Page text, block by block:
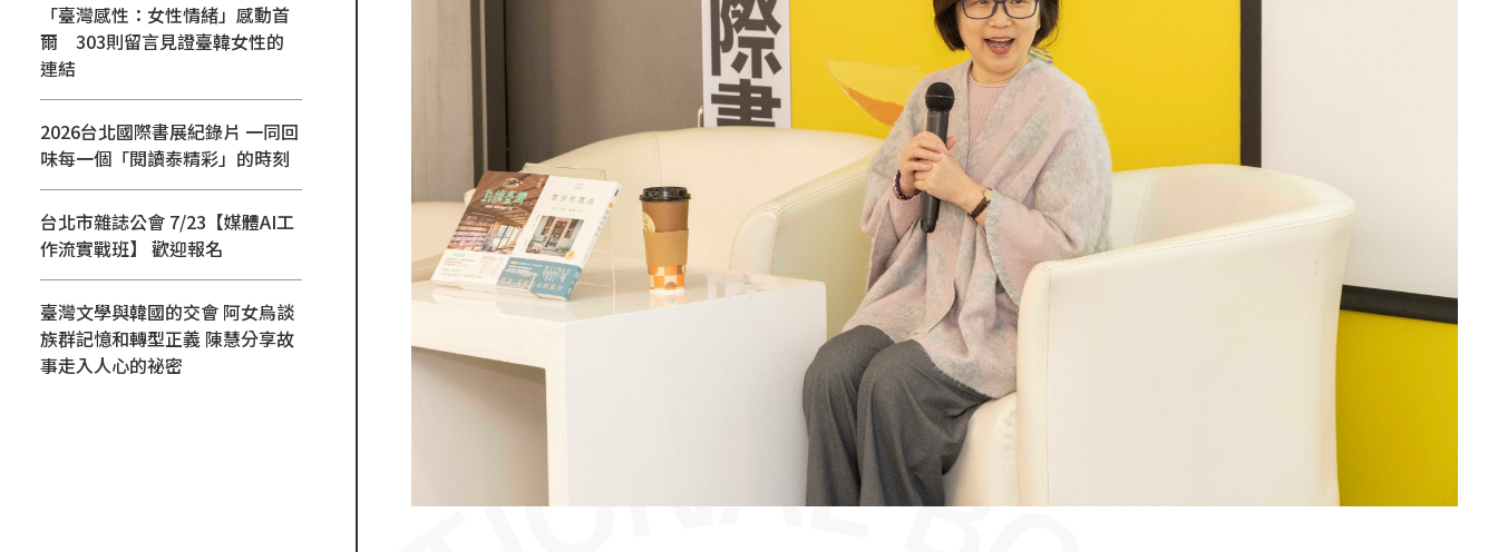
「臺灣感性：女性情緒」感動首
爾 303則留言見證臺韓女性的
連結
2026台北國際書展紀錄片 一同回
味每一個「閱讀泰精彩」的時刻
台北市雜誌公會 7/23【媒體AI工
作流實戰班】 歡迎報名
臺灣文學與韓國的交會 阿女烏談
族群記憶和轉型正義 陳慧分享故
事走入人心的祕密